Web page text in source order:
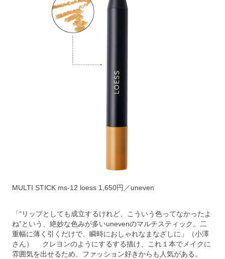
MULTI STICK ms-12 loess 1,650円／uneven
「“リップとしても成立するけれど、こういう色ってなかったよ
ね”という、絶妙な色みが多いunevenのマルチスティック。二
重幅に薄く引くだけで、瞬時におしゃれなまなざしに」（小澤
さん） クレヨンのようにするする描け、これ１本でメイクに
雰囲気を出せるため、ファッション好きからも人気がある。